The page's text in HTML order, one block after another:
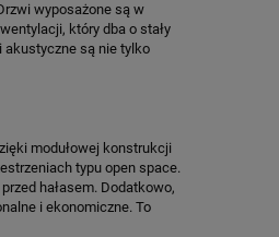
wyposażone są w
który dba o stały
akustyczne są nie tylko
modułowej konstrukcji
typu open space.
hałasem. Dodatkowo,
i ekonomiczne. To